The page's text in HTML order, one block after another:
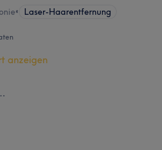
• Laser-Haarentfernung
anzeigen